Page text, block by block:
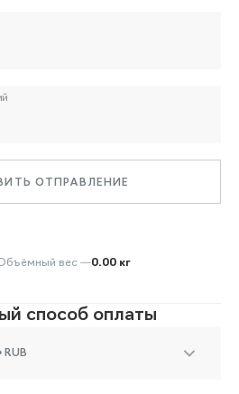
ОТПРАВЛЕНИЕ
вес —0.00 кг
способ оплаты